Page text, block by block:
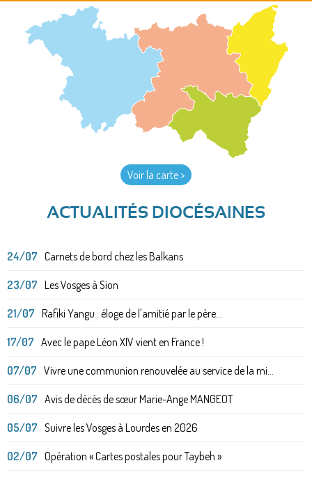
Voir la carte >
ACTUALITÉS DIOCÉSAINES
24/07 Carnets de bord chez les Balkans
23/07 Les Vosges à Sion
21/07 Rafiki Yangu : éloge de l'amitié par le père...
17/07 Avec le pape Léon XIV vient en France !
07/07 Vivre une communion renouvelée au service de la mi...
06/07 Avis de décès de sœur Marie-Ange MANGEOT
05/07 Suivre les Vosges à Lourdes en 2026
02/07 Opération « Cartes postales pour Taybeh »